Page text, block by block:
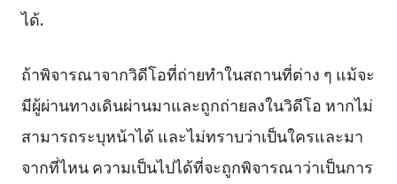
ได้.
ถ้าพิจารณาจากวิดีโอที่ถ่ายทำในสถานที่ต่าง ๆ แม้จะ
มีผู้ผ่านทางเดินผ่านมาและถูกถ่ายลงในวิดีโอ หากไม่
สามารถระบุหน้าได้ และไม่ทราบว่าเป็นใครและมา
จากที่ไหน ความเป็นไปได้ที่จะถูกพิจารณาว่าเป็นการ